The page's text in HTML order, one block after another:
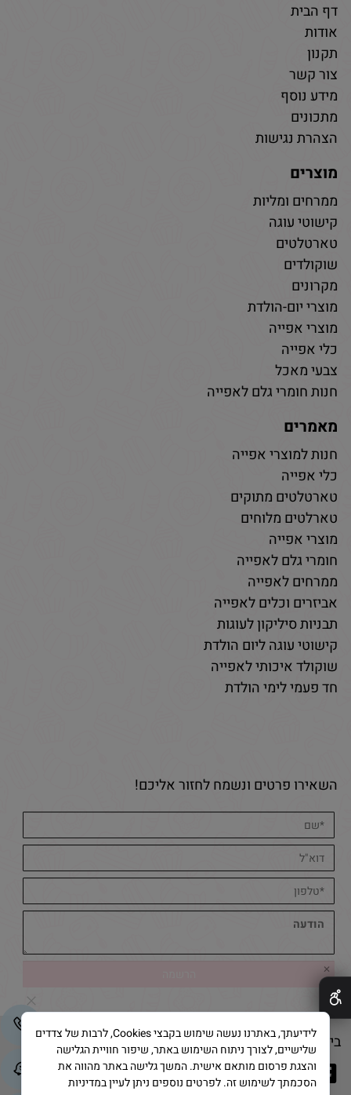
דף הבית
אודות
תקנון
צור קשר
מידע נוסף
מתכונים
הצהרת נגישות
מוצרים
ממרחים ומליות
קישוטי עוגה
טארטלטים
שוקולדים
מקרונים
מוצרי יום-הולדת
מוצרי אפייה
כלי אפייה
צבעי מאכל
חנות חומרי גלם לאפייה
מאמרים
חנות למוצרי אפייה
כלי אפייה
טארטלטים מתוקים
טארלטים מלוחים
מוצרי אפייה
חומרי גלם לאפייה
ממרחים לאפייה
אביזרים וכלים לאפייה
תבניות סיליקון לעוגות
קישוטי עוגה ליום הולדת
שוקולד איכותי לאפייה
חד פעמי לימי הולדת
השאירו פרטים ונשמח לחזור אליכם!
בייק אנד קייק © 2025 All Rights Reserved
✕
לידיעתך, באתרנו נעשה שימוש בקבצי Cookies, לרבות של צדדים
שלישיים, לצורך ניתוח השימוש באתר, שיפור חוויית הגלישה
והצגת פרסום מותאם אישית. המשך גלישה באתר מהווה את
הסכמתך לשימוש זה. לפרטים נוספים ניתן לעיין במדיניות